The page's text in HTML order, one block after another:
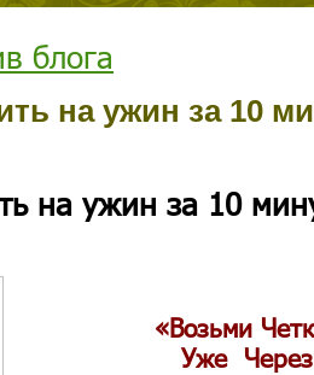
блога
на ужин за 10
на ужин за 10
«Возьми
Уже